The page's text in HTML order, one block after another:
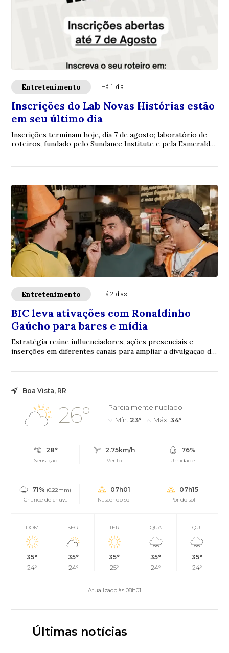
Entretenimento Há 1 dia
Inscrições do Lab Novas Histórias estão
em seu último dia
Inscrições terminam hoje, dia 7 de agosto; laboratório de
roteiros, fundado pelo Sundance Institute e pela Esmeralda
Entretenimento Há 2 dias
BIC leva ativações com Ronaldinho
Gaúcho para bares e mídia
Estratégia reúne influenciadores, ações presenciais e
inserções em diferentes canais para ampliar a divulgação da
Boa Vista, RR
26°
Parcialmente nublado
Mín. 23° Máx. 34°
28°
Sensação
2.75km/h
Vento
76%
Umidade
71% (0.22mm)
Chance de chuva
07h01
Nascer do sol
07h15
Pôr do sol
DOM
35°
24°
SEG
35°
24°
TER
35°
25°
QUA
35°
24°
QUI
35°
24°
Atualizado às 08h01
Últimas notícias